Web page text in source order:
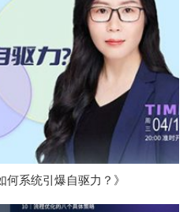
系统引爆自驱力？》